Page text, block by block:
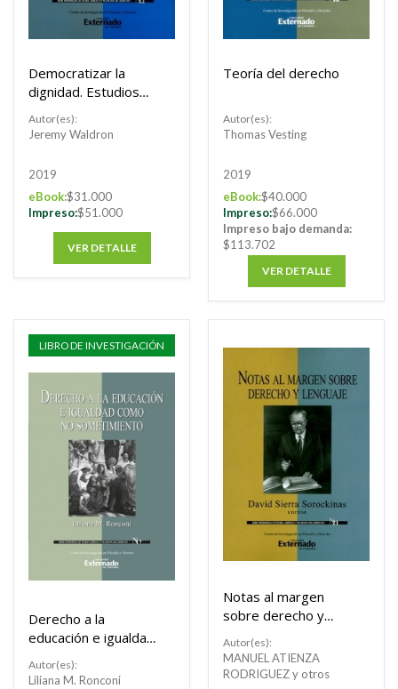
Democratizar la
dignidad. Estudios
sobre dignidad
humana y derechos.
Autor(es):
Jeremy Waldron
2019
eBook:$31.000
Impreso:$51.000
VER DETALLE
Teoría del derecho
Autor(es):
Thomas Vesting
2019
eBook:$40.000
Impreso:$66.000
Impreso bajo demanda:
$113.702
VER DETALLE
LIBRO DE INVESTIGACIÓN
Derecho a la
educación e igualdad
como no
sometimiento
Autor(es):
Liliana M. Ronconi
Notas al margen
sobre derecho y
Autor(es):
MANUEL ATIENZA
RODRIGUEZ y otros